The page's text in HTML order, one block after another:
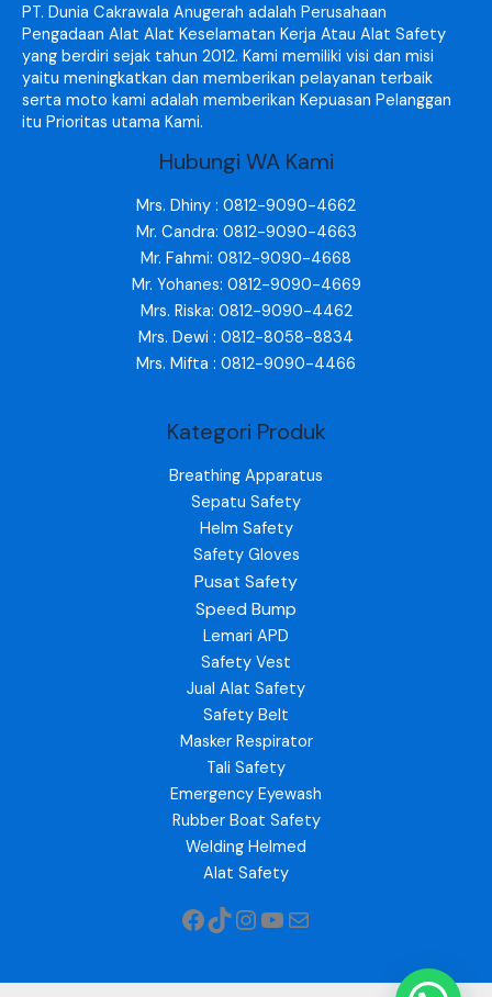
PT. Dunia Cakrawala Anugerah adalah Perusahaan
Pengadaan Alat Alat Keselamatan Kerja Atau Alat Safety
yang berdiri sejak tahun 2012. Kami memiliki visi dan misi
yaitu meningkatkan dan memberikan pelayanan terbaik
serta moto kami adalah memberikan Kepuasan Pelanggan
itu Prioritas utama Kami.
Hubungi WA Kami
Mrs. Dhiny : 0812-9090-4662
Mr. Candra: 0812-9090-4663
Mr. Fahmi: 0812-9090-4668
Mr. Yohanes: 0812-9090-4669
Mrs. Riska: 0812-9090-4462
Mrs. Dewi : 0812-8058-8834
Mrs. Mifta : 0812-9090-4466
Kategori Produk
Breathing Apparatus
Sepatu Safety
Helm Safety
Safety Gloves
Pusat Safety
Speed Bump
Lemari APD
Safety Vest
Jual Alat Safety
Safety Belt
Masker Respirator
Tali Safety
Emergency Eyewash
Rubber Boat Safety
Welding Helmed
Alat Safety